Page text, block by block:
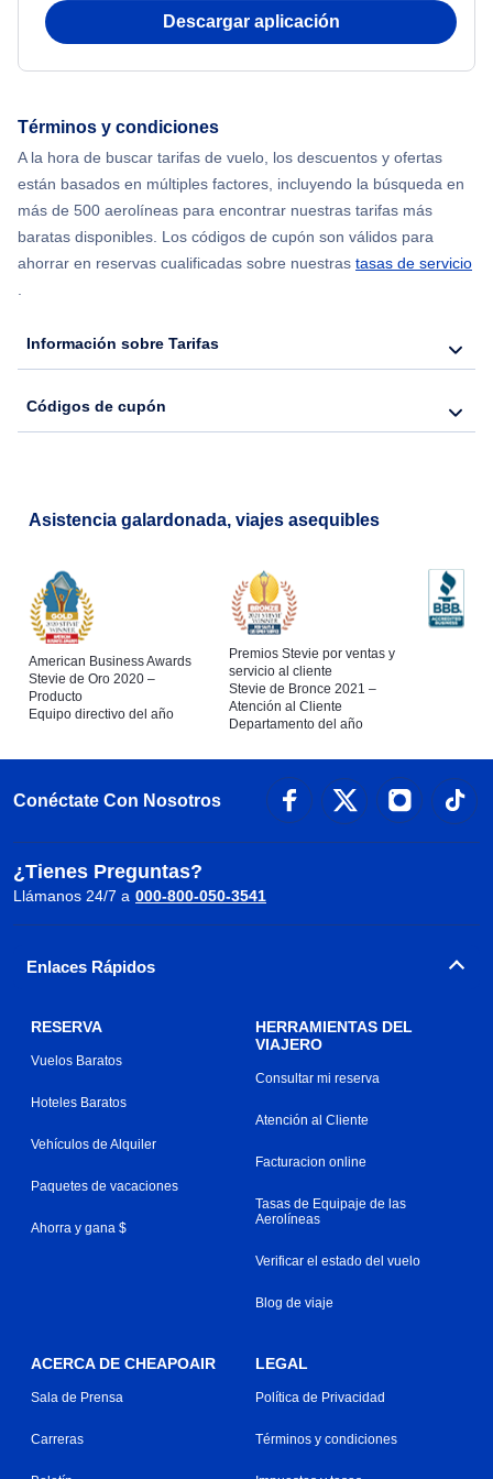
Flights from Nueva York to Seúl
Flights from Nueva York to Barcelona
Descargar aplicación
Términos y condiciones
A la hora de buscar tarifas de vuelo, los descuentos y ofertas
están basados en múltiples factores, incluyendo la búsqueda en
más de 500 aerolíneas para encontrar nuestras tarifas más
baratas disponibles. Los códigos de cupón son válidos para
ahorrar en reservas cualificadas sobre nuestras tasas de servicio
.
Información sobre Tarifas
Códigos de cupón
Asistencia galardonada, viajes asequibles
American Business Awards
Stevie de Oro 2020 –
Producto
Equipo directivo del año
Premios Stevie por ventas y
servicio al cliente
Stevie de Bronce 2021 –
Atención al Cliente
Departamento del año
Conéctate Con Nosotros
¿Tienes Preguntas?
Llámanos 24/7 a 000-800-050-3541
Enlaces Rápidos
RESERVA
Vuelos Baratos
Hoteles Baratos
Vehículos de Alquiler
Paquetes de vacaciones
Ahorra y gana $
HERRAMIENTAS DEL
VIAJERO
Consultar mi reserva
Atención al Cliente
Facturacion online
Tasas de Equipaje de las
Aerolíneas
Verificar el estado del vuelo
Blog de viaje
ACERCA DE CHEAPOAIR
Sala de Prensa
Carreras
LEGAL
Política de Privacidad
Términos y condiciones